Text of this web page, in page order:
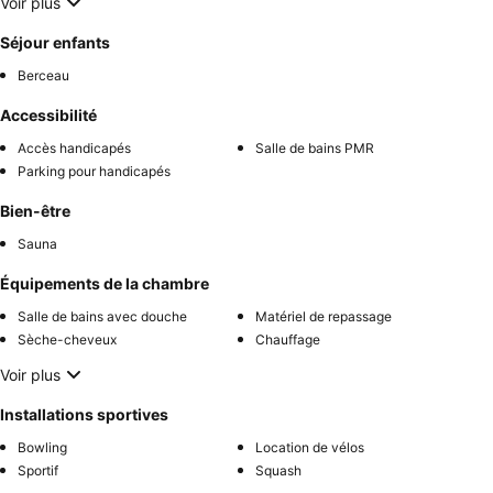
Séjour enfants
Berceau
Accessibilité
Accès handicapés
Salle de bains PMR
Parking pour handicapés
Bien-être
Sauna
Équipements de la chambre
Salle de bains avec douche
Matériel de repassage
Sèche-cheveux
Chauffage
Voir plus
Installations sportives
Bowling
Location de vélos
Sportif
Squash